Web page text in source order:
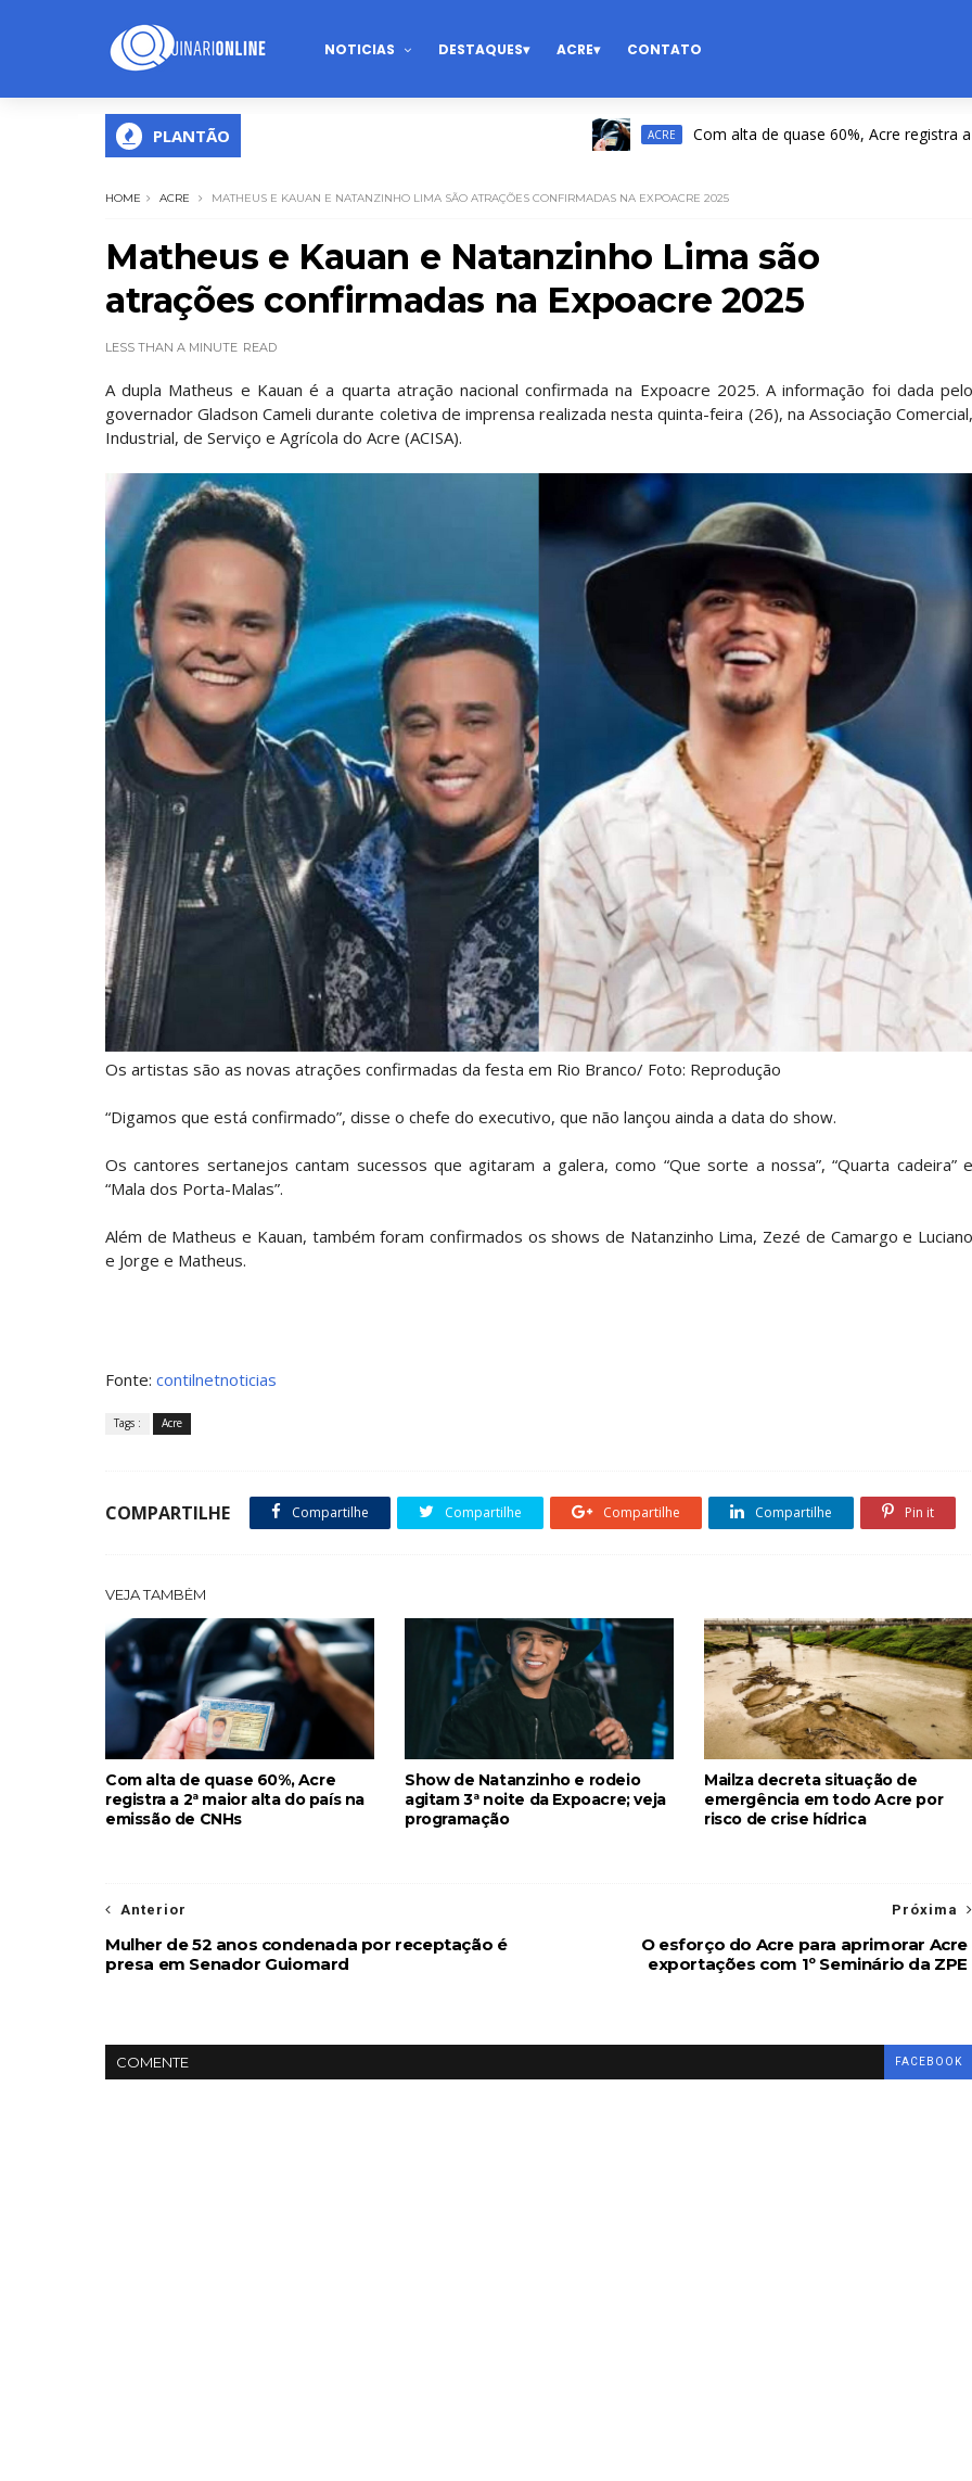
NOTICIAS DESTAQUES ACRE CONTATO
PLANTÃO ACRE Com alta de quase 60%, Acre registra a 2ª
HOME ACRE MATHEUS E KAUAN E NATANZINHO LIMA SÃO ATRAÇÕES CONFIRMADAS NA EXPOACRE 2025
Matheus e Kauan e Natanzinho Lima são
atrações confirmadas na Expoacre 2025
LESS THAN A MINUTE READ
A dupla Matheus e Kauan é a quarta atração nacional confirmada na Expoacre 2025. A informação foi dada pelo
governador Gladson Cameli durante coletiva de imprensa realizada nesta quinta-feira (26), na Associação Comercial,
Industrial, de Serviço e Agrícola do Acre (ACISA).
Os artistas são as novas atrações confirmadas da festa em Rio Branco/ Foto: Reprodução
“Digamos que está confirmado”, disse o chefe do executivo, que não lançou ainda a data do show.
Os cantores sertanejos cantam sucessos que agitaram a galera, como “Que sorte a nossa”, “Quarta cadeira” e
“Mala dos Porta-Malas”.
Além de Matheus e Kauan, também foram confirmados os shows de Natanzinho Lima, Zezé de Camargo e Luciano
e Jorge e Matheus.
Fonte: contilnetnoticias
Tags : Acre
COMPARTILHE Compartilhe Compartilhe Compartilhe Compartilhe Pin it
VEJA TAMBÉM
Com alta de quase 60%, Acre
registra a 2ª maior alta do país na
emissão de CNHs
Show de Natanzinho e rodeio
agitam 3ª noite da Expoacre; veja
programação
Mailza decreta situação de
emergência em todo Acre por
risco de crise hídrica
Próxima
O esforço do Acre para aprimorar Acre
exportações com 1º Seminário da ZPE
Anterior
Mulher de 52 anos condenada por receptação é
presa em Senador Guiomard
COMENTE FACEBOOK